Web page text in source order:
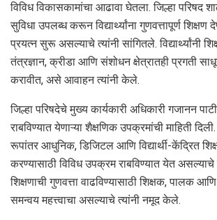
विविध विकासकामांचा आढावा घेतला. जिल्हा परिषद
सुविधा उपलब्ध करून विद्यार्थ्यांना गुणवत्तापूर्ण शिक्षण
प्रयत्न सुरू असल्याचे त्यांनी सांगितले. विद्यार्थ्यांनी
तंत्रज्ञान, क्रीडा आणि संशोधन क्षेत्रातही प्रगती
करावीत, असे आवाहन त्यांनी केले.
जिल्हा परिषदेचे मुख्य कार्यकारी अधिकारी गजानन
राबविण्यात येणाऱ्या शैक्षणिक उपक्रमांची माहिती
रूपांतर आधुनिक, डिजिटल आणि विद्यार्थी-केंद्रित
करण्यासाठी विविध उपक्रम राबविण्यात येत असल्याचे
शिक्षणाची गुणवत्ता वाढविण्यासाठी शिक्षक, पालक
समन्वय महत्त्वाचा असल्याचे त्यांनी नमूद केले.